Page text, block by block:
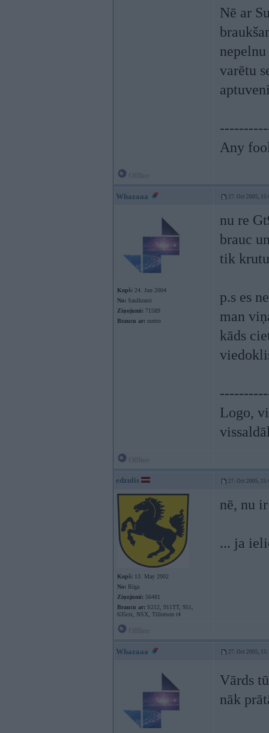
Nē ar
varētu
Any
Whazaaa 27. Oct 2005,
Kopš: 24. Jun 2004
No: Saulkrasti
Ziņojumi: 71589
Braucu ar: metro
nu re
brauc
tik
p.s es
man
kāds
Logo,
edzulis 27. Oct 2005,
Kopš: 13. May 2002
No: Rīga
Ziņojumi: 56481
Braucu ar: S212, 911TT, 951,
635csi, NSX, Tillotson t4
nē, nu
... ja
Whazaaa 27. Oct 2005,
Vārds
nāk